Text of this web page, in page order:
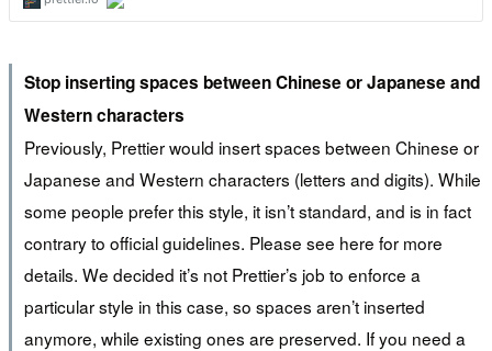
Stop inserting spaces between Chinese or Japanese and
Western characters
Previously, Prettier would insert spaces between Chinese or
Japanese and Western characters (letters and digits). While
some people prefer this style, it isn’t standard, and is in fact
contrary to official guidelines. Please see here for more
details. We decided it’s not Prettier’s job to enforce a
particular style in this case, so spaces aren’t inserted
anymore, while existing ones are preserved. If you need a